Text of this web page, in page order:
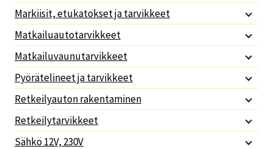
Markiisit, etukatokset ja tarvikkeet
Matkailuautotarvikkeet
Matkailuvaunutarvikkeet
Pyörätelineet ja tarvikkeet
Retkeilyauton rakentaminen
Retkeilytarvikkeet
Sähkö 12V, 230V